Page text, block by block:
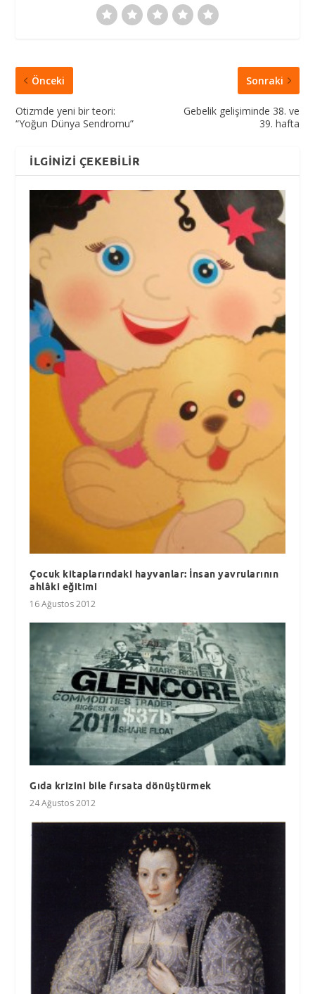
Önceki
Otizmde yeni bir teori:
“Yoğun Dünya Sendromu”
Sonraki
Gebelik gelişiminde 38. ve
39. hafta
İLGINIZI ÇEKEBILIR
Çocuk kitaplarındaki hayvanlar: İnsan yavrularının
ahlâki eğitimi
16 Ağustos 2012
Gıda krizini bile fırsata dönüştürmek
24 Ağustos 2012